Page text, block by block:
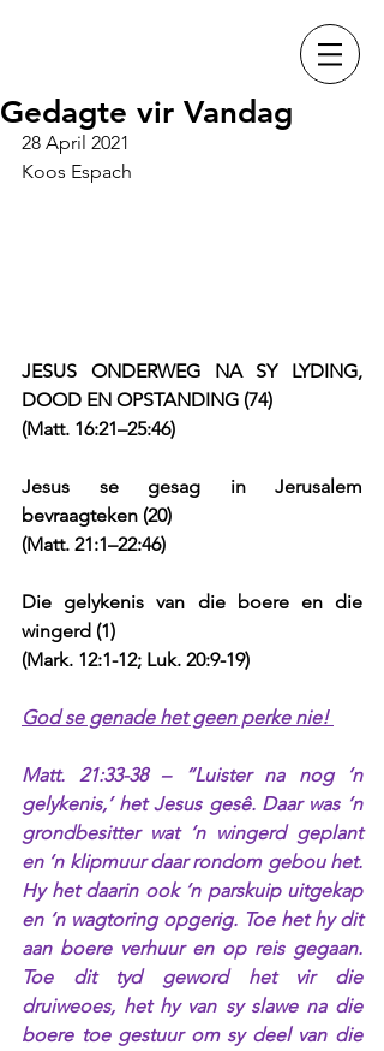
Gedagte vir Vandag
28 April 2021
Koos Espach
JESUS ONDERWEG NA SY LYDING,
DOOD EN OPSTANDING (74)
(Matt. 16:21–25:46)
Jesus se gesag in Jerusalem
bevraagteken (20)
(Matt. 21:1–22:46)
Die gelykenis van die boere en die
wingerd (1)
(Mark. 12:1-12; Luk. 20:9-19)
God se genade het geen perke nie!
Matt. 21:33-38 – “Luister na nog ‘n
gelykenis,’ het Jesus gesê. Daar was ‘n
grondbesitter wat ‘n wingerd geplant
en ‘n klipmuur daar rondom gebou het.
Hy het daarin ook ‘n parskuip uitgekap
en ‘n wagtoring opgerig. Toe het hy dit
aan boere verhuur en op reis gegaan.
Toe dit tyd geword het vir die
druiweoes, het hy van sy slawe na die
boere toe gestuur om sy deel van die